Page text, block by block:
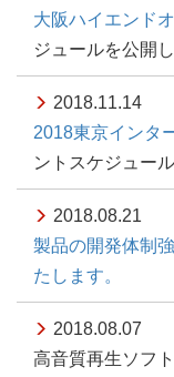
大阪ハイエンド
ジュールを公開し
2018.11.14
2018東京インタ
ントスケジュー
2018.08.21
製品の開発体制
たします。
2018.08.07
高音質再生ソフト